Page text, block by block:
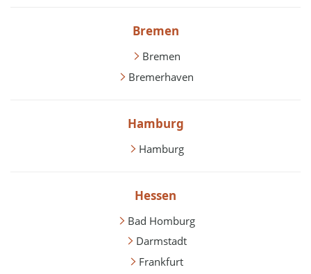
Bremen
Bremen
Bremerhaven
Hamburg
Hamburg
Hessen
Bad Homburg
Darmstadt
Frankfurt